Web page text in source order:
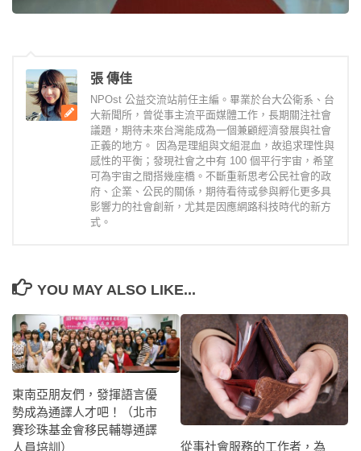
張 傳佳
NPOst 公益交流站前任主編。畢業於台大公衛系、台
大新聞所，曾從事主流平面媒體工作，長期關注社會
議題，期待未來台灣能成為一個兼顧經濟發展與社會
正義的地方。 因為是理組與文組混血，故追求理性與
感性的平衡；發現社會之中有 100 個平行宇宙，希望
可為宇宙之間搭幾座橋。不斷重新思考公民社會的政
府、企業、公民的關係，期待看待或參與孵化更多具
影響力的社會創新，尤其是因應網路科技時代的新方
式。
YOU MAY ALSO LIKE...
東南亞朋友們，發揮語言優
勢成為通譯人才吧！（北市
賽珍珠基金會移民輔導通譯
人員培訓）
從事社會服務的工作者，為